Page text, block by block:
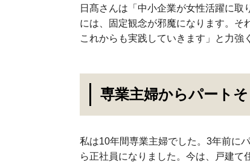
日髙さんは「中小企業が女性活躍に
には、固定観念が邪魔になります。そ
これからも実践していきます」と力強
専業主婦からパート
私は10年間専業主婦でした。3年前に
ら正社員になりました。今は、戸建て